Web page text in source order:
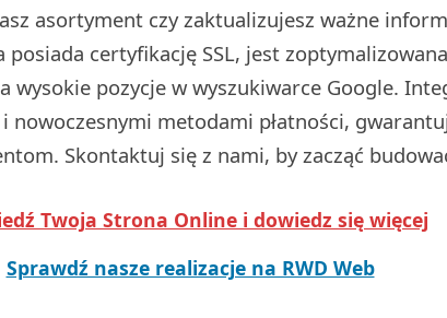
asortyment czy zaktualizujesz ważne
certyfikację SSL, jest
wysokie pozycje w wyszukiwarce Google.
nowoczesnymi metodami płatności,
Skontaktuj się z nami, by zacząć
Twoja Strona Online i dowiedz się więcej
Sprawdź nasze realizacje na RWD Web